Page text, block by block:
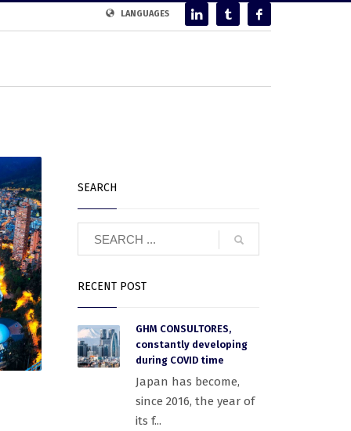
LANGUAGES
SEARCH
RECENT POST
GHM CONSULTORES,
constantly developing
during COVID time
Japan has become,
since 2016, the year of
its f...